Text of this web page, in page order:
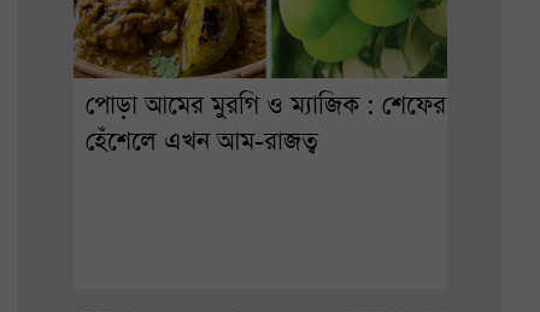
পোড়া আমের মুরগি ও ম্যাজিক : শেফের
হেঁশেলে এখন আম-রাজত্ব